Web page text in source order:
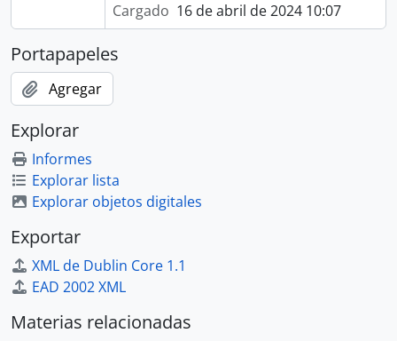
Cargado 16 de abril de 2024 10:07
Portapapeles
Agregar
Explorar
Informes
Explorar lista
Explorar objetos digitales
Exportar
XML de Dublin Core 1.1
EAD 2002 XML
Materias relacionadas